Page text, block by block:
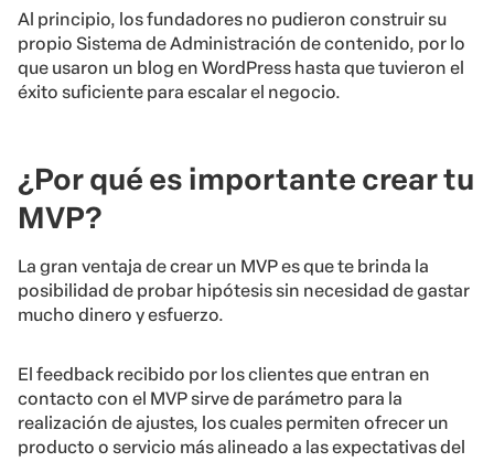
Al principio, los fundadores no pudieron construir su
propio Sistema de Administración de contenido, por lo
que usaron un blog en WordPress hasta que tuvieron el
éxito suficiente para escalar el negocio.
¿Por qué es importante crear tu
MVP?
La gran ventaja de crear un MVP es que te brinda la
posibilidad de probar hipótesis sin necesidad de gastar
mucho dinero y esfuerzo.
El feedback recibido por los clientes que entran en
contacto con el MVP sirve de parámetro para la
realización de ajustes, los cuales permiten ofrecer un
producto o servicio más alineado a las expectativas del